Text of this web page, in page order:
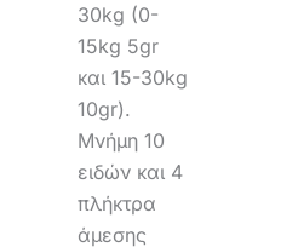
30kg (0-
15kg 5gr
και 15-30kg
10gr).
Μνήμη 10
ειδών και 4
πλήκτρα
άμεσης